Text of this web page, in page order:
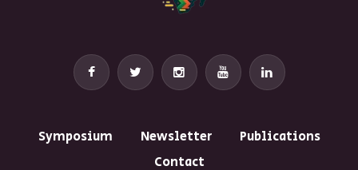
Symposium Newsletter
Publications
Contact